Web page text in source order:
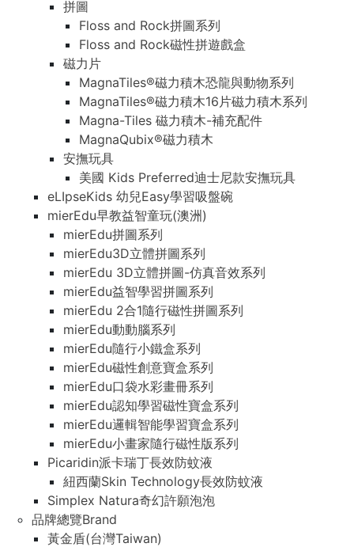
拼圖
Floss and Rock拼圖系列
Floss and Rock磁性拼遊戲盒
磁力片
MagnaTiles®磁力積木恐龍與動物系列
MagnaTiles®磁力積木16片磁力積木系列
Magna-Tiles 磁力積木-補充配件
MagnaQubix®磁力積木
安撫玩具
美國 Kids Preferred迪士尼款安撫玩具
eLIpseKids 幼兒Easy學習吸盤碗
mierEdu早教益智童玩(澳洲)
mierEdu拼圖系列
mierEdu3D立體拼圖系列
mierEdu 3D立體拼圖-仿真音效系列
mierEdu益智學習拼圖系列
mierEdu 2合1隨行磁性拼圖系列
mierEdu動動腦系列
mierEdu隨行小鐵盒系列
mierEdu磁性創意寶盒系列
mierEdu口袋水彩畫冊系列
mierEdu認知學習磁性寶盒系列
mierEdu邏輯智能學習寶盒系列
mierEdu小畫家隨行磁性版系列
Picaridin派卡瑞丁長效防蚊液
紐西蘭Skin Technology長效防蚊液
Simplex Natura奇幻許願泡泡
品牌總覽Brand
黃金盾(台灣Taiwan)